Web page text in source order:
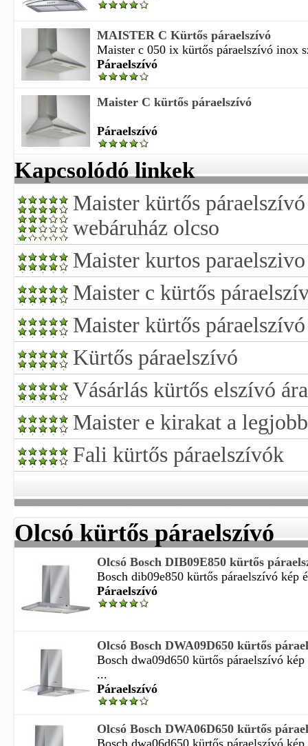
MAISTER C Kürtős páraelszívó
Maister c 050 ix kürtős páraelszívó inox
Páraelszívó
Maister C kürtős páraelszívó
Páraelszívó
Kapcsolódó linkek
Maister kürtős
webáruház olcso
Maister kurtos paraelszivo
Maister c kürtős
Maister kürtős páraelszívó
Kürtős páraelszívó
Vásárlás kürtős elszívó
Maister e kirakat a
Fali kürtős páraelszívók
Olcsó kürtős páraelszívó
Olcsó Bosch DIB09E850 kürtős
Bosch dib09e850 kürtős páraelszívó kép
Páraelszívó
Olcsó Bosch DWA09D650 kürtős
Bosch dwa09d650 kürtős páraelszívó kép
...
Páraelszívó
Olcsó Bosch DWA06D650 kürtős
Bosch dwa06d650 kürtős páraelszívó kép